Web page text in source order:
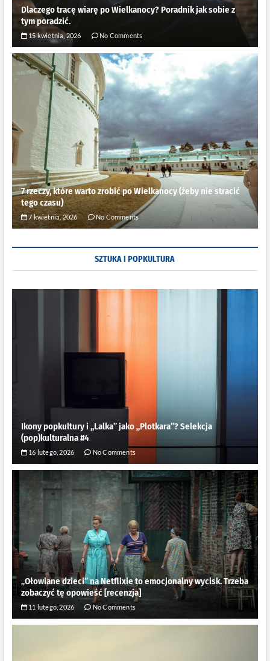
Dlaczego tracę wiarę po Wielkanocy? Poradnik jak sobie z
tym poradzić.
15 kwietnia, 2026 No Comments
7 rzeczy, które warto zrobić po Wielkanocy (żeby nie stracić
tego czasu)
7 kwietnia, 2026 No Comments
SZTUKA I POPKULTURA
Ikony popkultury i ,,Lalka” jako ,,Plotkara”? Selekcja
(pop)kulturalna #4
16 lutego, 2026 No Comments
„Ołowiane dzieci” na Netflixie to emocjonalny wycisk. Trzeba
zobaczyć tę opowieść [recenzja]
11 lutego, 2026 No Comments